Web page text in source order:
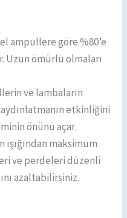
ampullere göre %80’e
Uzun ömürlü olmaları
ve lambaların
etkinliğini
önünü açar.
ışığından maksimum
ve perdeleri düzenli
azaltabilirsiniz.